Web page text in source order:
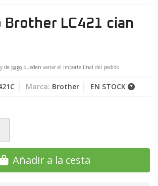
Brother LC421 cian
y de pago pueden variar el importe final del pedido.
Marca: Brother EN STOCK
Añadir a la cesta